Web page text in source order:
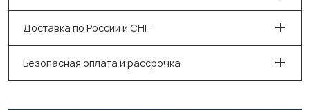
Доставка по России и СНГ
Безопасная оплата и рассрочка